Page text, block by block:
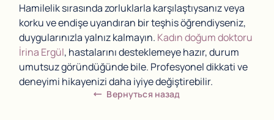
Hamilelik sırasında zorluklarla karşılaştıysanız veya
korku ve endişe uyandıran bir teşhis öğrendiyseniz,
duygularınızla yalnız kalmayın. Kadın doğum doktoru
İrina Ergül, hastalarını desteklemeye hazır, durum
umutsuz göründüğünde bile. Profesyonel dikkati ve
deneyimi hikayenizi daha iyiye değiştirebilir.
Вернуться назад